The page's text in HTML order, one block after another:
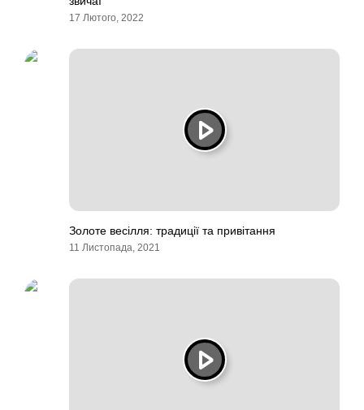
17 Лютого, 2022
Золоте весілля: традиції та привітання
11 Листопада, 2021